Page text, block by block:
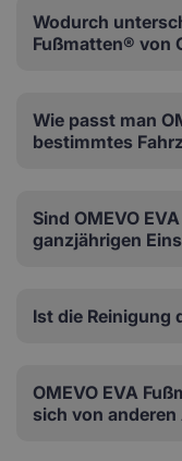
Wodurch
Fußmatten® von
Wie passt man
bestimmtes
Sind OMEVO
ganzjährigen
Ist die Reinigung
OMEVO EVA
sich von